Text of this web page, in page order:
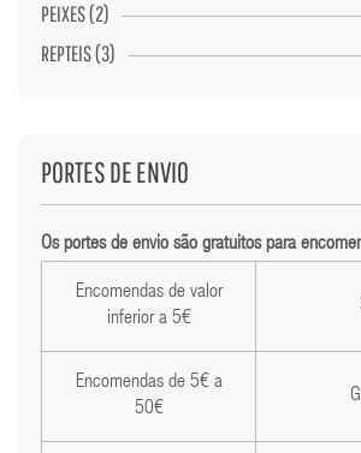
PEIXES (2)
REPTEIS (3)
PORTES DE ENVIO
Os portes de envio são gratuitos para
Encomendas de valor
inferior a 5€
Encomendas de 5€ a
50€